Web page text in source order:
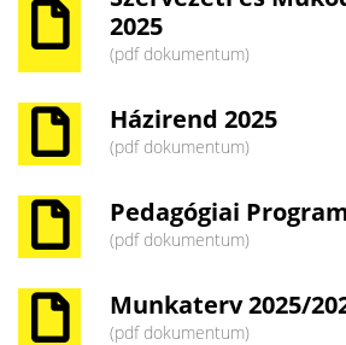
2025
(pdf dokumentum)
Házirend 2025
(pdf dokumentum)
Pedagógiai
(pdf dokumentum)
Munkaterv 2025/
(pdf dokumentum)